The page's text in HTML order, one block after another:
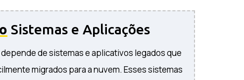
Sistemas e Aplicações
depende de sistemas e aplicativos legados que
migrados para a nuvem. Esses sistemas